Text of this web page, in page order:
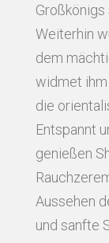
Weiterhin
dem
widmet ihm
die
Entspannt
genießen
Aussehen
und sanfte